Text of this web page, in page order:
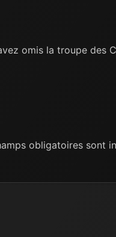
omis la troupe des
obligatoires sont